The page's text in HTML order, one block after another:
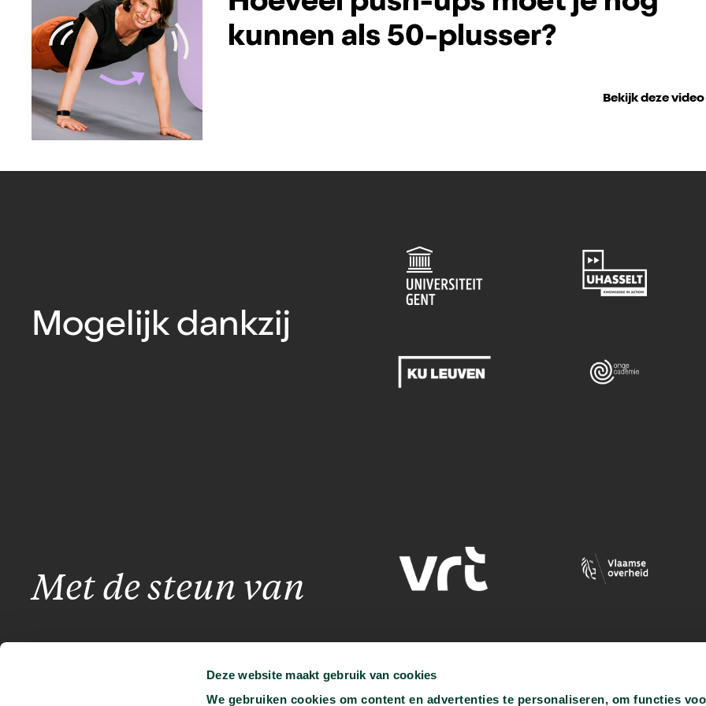
Deze website maakt gebruik van cookies
We gebruiken cookies om content en advertenties te personaliseren, om functies
kunnen als 50-plusser?
Bekijk deze video
Mogelijk dankzij
Met de steun van